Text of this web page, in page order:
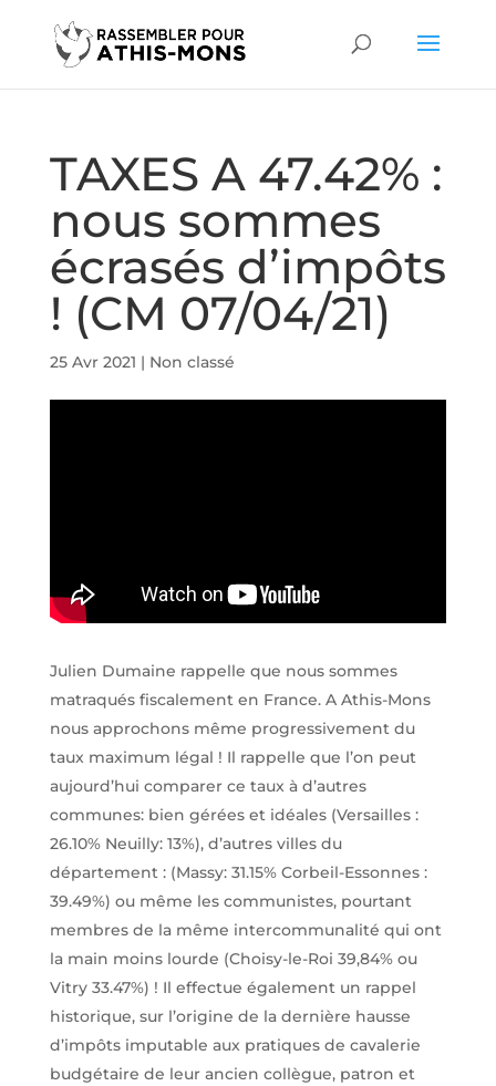
TAXES A 47.42% :
nous sommes
écrasés d’impôts
! (CM 07/04/21)
25 Avr 2021 | Non classé
Julien Dumaine rappelle que nous sommes
matraqués fiscalement en France. A Athis-Mons
nous approchons même progressivement du
taux maximum légal ! Il rappelle que l’on peut
aujourd’hui comparer ce taux à d’autres
communes: bien gérées et idéales (Versailles :
26.10% Neuilly: 13%), d’autres villes du
département : (Massy: 31.15% Corbeil-Essonnes :
39.49%) ou même les communistes, pourtant
membres de la même intercommunalité qui ont
la main moins lourde (Choisy-le-Roi 39,84% ou
Vitry 33.47%) ! Il effectue également un rappel
historique, sur l’origine de la dernière hausse
d’impôts imputable aux pratiques de cavalerie
budgétaire de leur ancien collègue, patron et